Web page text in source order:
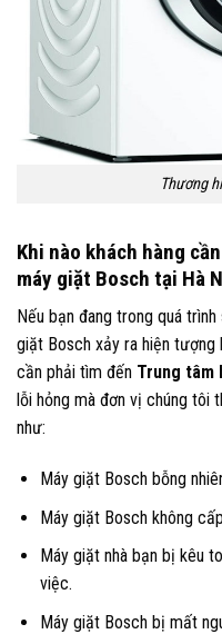
Thương
Khi nào khách hàng
máy giặt Bosch tại Hà
Nếu bạn đang trong quá
giặt Bosch xảy ra hiện tượng
cần phải tìm đến Trung tâm
lỗi hỏng mà đơn vị chúng tôi
như:
Máy giặt Bosch bỗng
Máy giặt Bosch không
Máy giặt nhà bạn bị kêu
việc.
Máy giặt Bosch bị mất